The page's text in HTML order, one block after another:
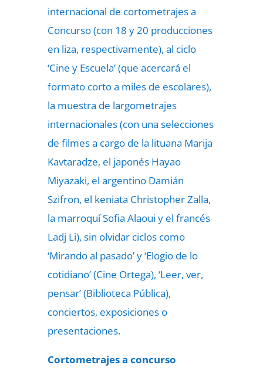
internacional de cortometrajes a
Concurso (con 18 y 20 producciones
en liza, respectivamente), al ciclo
‘Cine y Escuela’ (que acercará el
formato corto a miles de escolares),
la muestra de largometrajes
internacionales (con una selecciones
de filmes a cargo de la lituana Marija
Kavtaradze, el japonés Hayao
Miyazaki, el argentino Damián
Szifron, el keniata Christopher Zalla,
la marroquí Sofia Alaoui y el francés
Ladj Li), sin olvidar ciclos como
‘Mirando al pasado’ y ‘Elogio de lo
cotidiano’ (Cine Ortega), ‘Leer, ver,
pensar’ (Biblioteca Pública),
conciertos, exposiciones o
presentaciones.
Cortometrajes a concurso